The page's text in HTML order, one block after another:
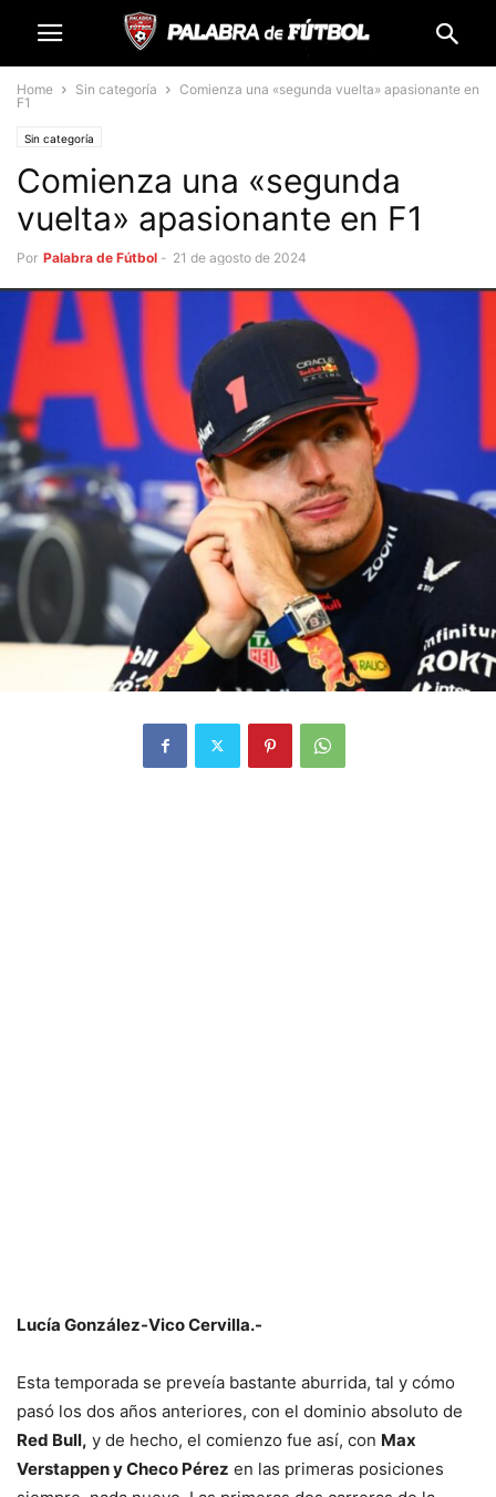
Home Sin categoría
Comienza una «segunda vuelta» apasionante en
F1
Sin categoría
Comienza una «segunda
vuelta» apasionante en F1
Por Palabra de Fútbol - 21 de agosto de 2024
Lucía González-Vico Cervilla.-
Esta temporada se preveía bastante aburrida, tal y cómo
pasó los dos años anteriores, con el dominio absoluto de
Red Bull, y de hecho, el comienzo fue así, con Max
Verstappen y Checo Pérez en las primeras posiciones